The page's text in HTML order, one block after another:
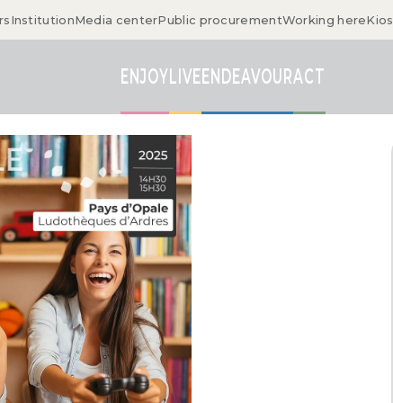
InstitutionMedia centerPublic procurementWorking here
ENJOYLIVEENDEAVOURACT